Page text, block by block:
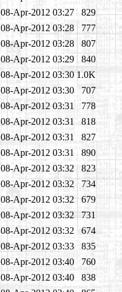
08-Apr-2012 03:27
829
08-Apr-2012 03:28
777
08-Apr-2012 03:28
807
08-Apr-2012 03:29
840
08-Apr-2012 03:30 1.0K
08-Apr-2012 03:30
707
08-Apr-2012 03:31
778
08-Apr-2012 03:31
818
08-Apr-2012 03:31
827
08-Apr-2012 03:31
890
08-Apr-2012 03:32
823
08-Apr-2012 03:32
734
08-Apr-2012 03:32
679
08-Apr-2012 03:32
731
08-Apr-2012 03:32
674
08-Apr-2012 03:33
835
08-Apr-2012 03:40
760
08-Apr-2012 03:40
838